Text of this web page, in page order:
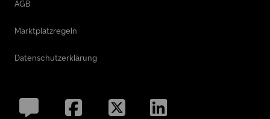
AGB
Marktplatzregeln
Datenschutzerklärung